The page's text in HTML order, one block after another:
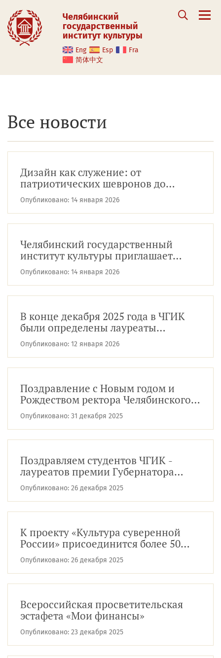
Челябинский
государственный
институт культуры
Eng Esp
Fra
简体中文
Все новости
Дизайн как служение: от
патриотических шевронов до
выставки о материнстве
Опубликовано: 14 января 2026
Челябинский государственный
институт культуры приглашает
абитуриентов на День открытых
дверей
Опубликовано: 14 января 2026
В конце декабря 2025 года в ЧГИК
были определены лауреаты
внутривузовской премии «Надежда.
Успех....
Опубликовано: 12 января 2026
Поздравление с Новым годом и
Рождеством ректора Челябинского
государственного института
культуры,...
Опубликовано: 31 декабря 2025
Поздравляем студентов ЧГИК -
лауреатов премии Губернатора
Челябинской области
Опубликовано: 26 декабря 2025
К проекту «Культура суверенной
России» присоединится более 50
вузов
Опубликовано: 26 декабря 2025
Всероссийская просветительская
эстафета «Мои финансы»
Опубликовано: 23 декабря 2025